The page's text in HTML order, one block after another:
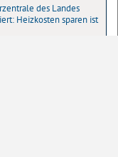
des Landes
Heizkosten sparen ist